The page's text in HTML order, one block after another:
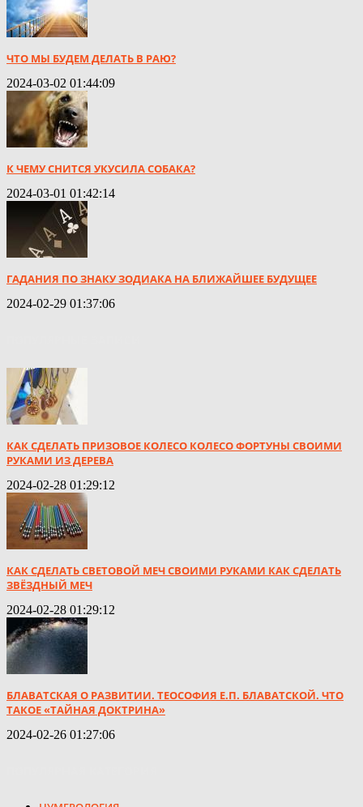
ЧТО МЫ БУДЕМ ДЕЛАТЬ В РАЮ?
2024-03-02 01:44:09
К ЧЕМУ СНИТСЯ УКУСИЛА СОБАКА?
2024-03-01 01:42:14
ГАДАНИЯ ПО ЗНАКУ ЗОДИАКА НА БЛИЖАЙШЕЕ БУДУЩЕЕ
2024-02-29 01:37:06
КАК СДЕЛАТЬ ПРИЗОВОЕ КОЛЕСО КОЛЕСО ФОРТУНЫ СВОИМИ
РУКАМИ ИЗ ДЕРЕВА
2024-02-28 01:29:12
КАК СДЕЛАТЬ СВЕТОВОЙ МЕЧ СВОИМИ РУКАМИ КАК СДЕЛАТЬ
ЗВЁЗДНЫЙ МЕЧ
2024-02-28 01:29:12
БЛАВАТСКАЯ О РАЗВИТИИ. ТЕОСОФИЯ Е.П. БЛАВАТСКОЙ. ЧТО
ТАКОЕ «ТАЙНАЯ ДОКТРИНА»
2024-02-26 01:27:06